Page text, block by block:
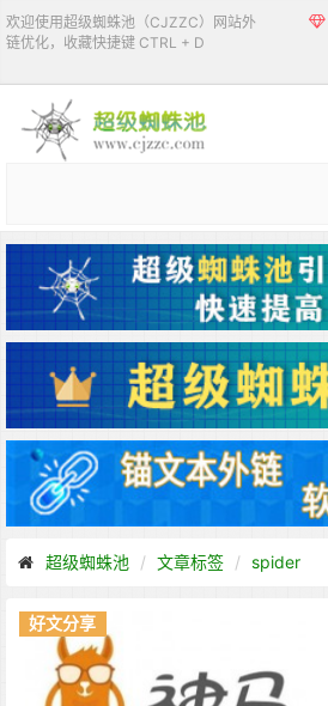
欢迎使用超级蜘蛛池（CJZZC）网站外
链优化，收藏快捷键 CTRL + D
超级蜘蛛池 文章标签 spider
好文分享